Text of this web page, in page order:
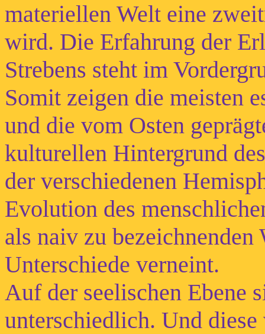
materiellen Welt eine
wird. Die Erfahrung der
Strebens steht im
Somit zeigen die meisten
und die vom Osten
kulturellen Hintergrund
der verschiedenen
Evolution des
als naiv zu bezeichnenden
Unterschiede verneint.
Auf der seelischen Ebene
unterschiedlich. Und diese